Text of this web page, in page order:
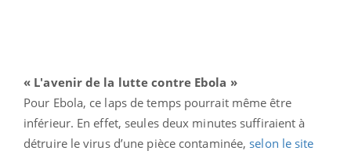
« L'avenir de la lutte contre Ebola »
Pour Ebola, ce laps de temps pourrait même être
inférieur. En effet, seules deux minutes suffiraient à
détruire le virus d’une pièce contaminée, selon le site